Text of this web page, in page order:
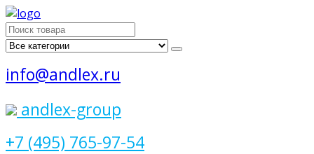
Поиск
для:
info@andlex.ru
andlex-group
+7 (495) 765-97-54